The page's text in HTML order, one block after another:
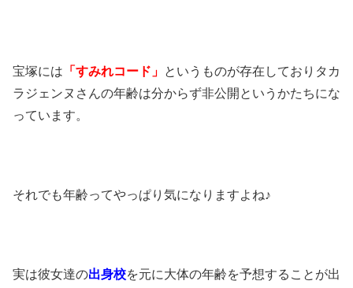
宝塚には 「すみれコード」 というものが存在しておりタカ
ラジェンヌさんの年齢は分からず非公開というかたちにな
っています。
それでも年齢ってやっぱり気になりますよね♪
実は彼女達の出身校を元に大体の年齢を予想することが出